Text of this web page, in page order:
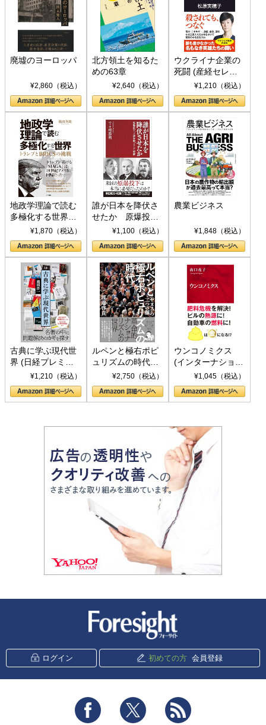
廃墟のヨーロッパ
¥2,860（税込）
北方領土を知るた
めの63章
¥2,640（税込）
ウクライナ企業の
死闘 (産経セレク
ト S 039)¥1,210（税込）
地政学理論で読む
多極化する世界：
トランプとBRICS
の挑戦
¥1,870（税込）
誰が日本を降伏さ
せたか 原爆投
下、ソ連参戦、そ
して聖断 (PHP新
書)
¥1,100（税込）
農業ビジネス
¥1,848（税込）
古典に学ぶ現代世
界 (日経プレミア
シリーズ)¥1,210（税込）
ルペンと極右ポピ
ュリズムの時代：
〈ヤヌス〉の二つ
の顔
¥2,750（税込）
ウンコノミクス
(インターナショナ
ル新書)¥1,045（税込）
ログイン 初めての方 会員登録
Facebook Twitter